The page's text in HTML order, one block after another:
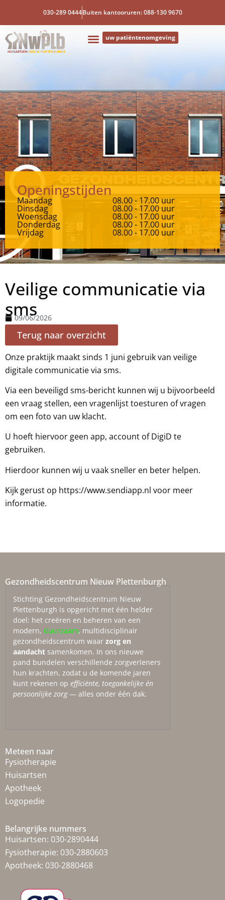
030-289 0444Buiten kantooruren: 088-130 9670
uw patiëntenomgeving
Openingstijden
Maandag 08.00 - 17.00 uur
Dinsdag 08.00 - 17.00 uur
Woensdag 08.00 - 17.00 uur
Donderdag 08.00 - 17.00 uur
Vrijdag 08.00 - 17.00 uur
Veilige communicatie via
sms
09/06/2026
Terug naar overzicht
Onze praktijk maakt sinds 1 juni gebruik van veilige
digitale communicatie via sms.
Via een beveiligd sms-bericht kunnen wij u bijvoorbeeld
een vraag stellen, een vragenlijst toesturen of vragen
om een foto van uw klacht.
U hoeft hiervoor geen app, account of DigiD te
gebruiken.
Hierdoor kunnen wij u vaak sneller en beter helpen.
Kijk gerust op https://www.sendiapp.nl voor meer
informatie.
Gezondheidscentrum Nieuw Plettenburgh
Stichting Gezondheidscentrum Nieuw
Plettenburgh is opgericht met één helder
doel: het creëren en beheren van een
modern, duurzaam, multidisciplinair
gezondheidscentrum waar zorg en
aandacht samenkomen. In ons nieuwe
pand bundelen verschillende zorgverleners
hun krachten, zodat u de komende jaren
kunt rekenen op efficiënte, toegankelijke én
persoonlijke zorg— alles onder één dak.
Meteen naar
Fysiotherapie
Huisartsen
Apotheek
Logopedie
Belangrijke nummers
Huisartsen: 030-2890444
Fysiotherapie: 030-2880603
Apotheek: 030-2880468